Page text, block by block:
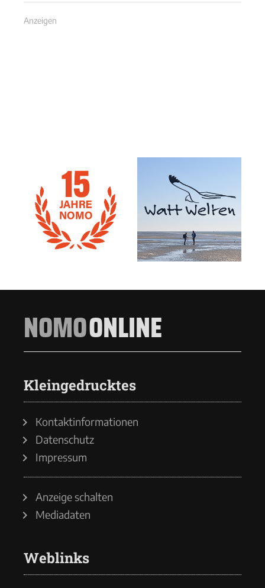
Anzeigen
NOMOONLINE
Kleingedrucktes
Kontaktinformationen
Datenschutz
Impressum
Anzeige schalten
Mediadaten
Weblinks